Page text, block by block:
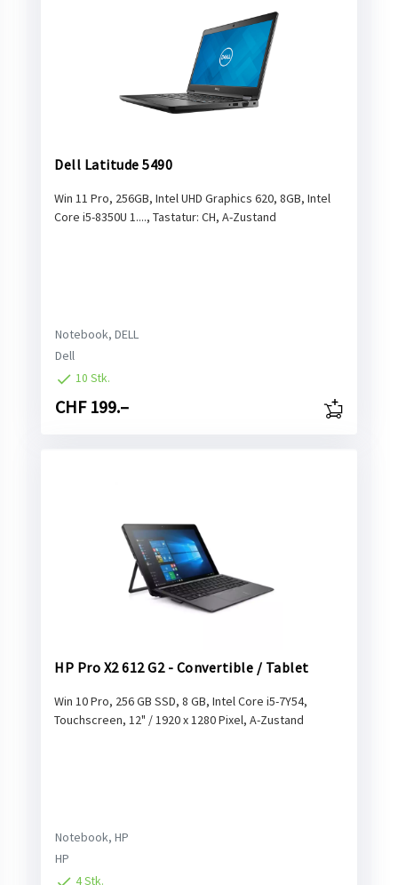
Dell Latitude 5490
Win 11 Pro, 256GB, Intel UHD Graphics 620, 8GB, Intel
Core i5-8350U 1...., Tastatur: CH, A-Zustand
Notebook, DELL
Dell
10 Stk.
CHF 199.–
HP Pro X2 612 G2 - Convertible / Tablet
Win 10 Pro, 256 GB SSD, 8 GB, Intel Core i5-7Y54,
Touchscreen, 12" / 1920 x 1280 Pixel, A-Zustand
Notebook, HP
HP
4 Stk.